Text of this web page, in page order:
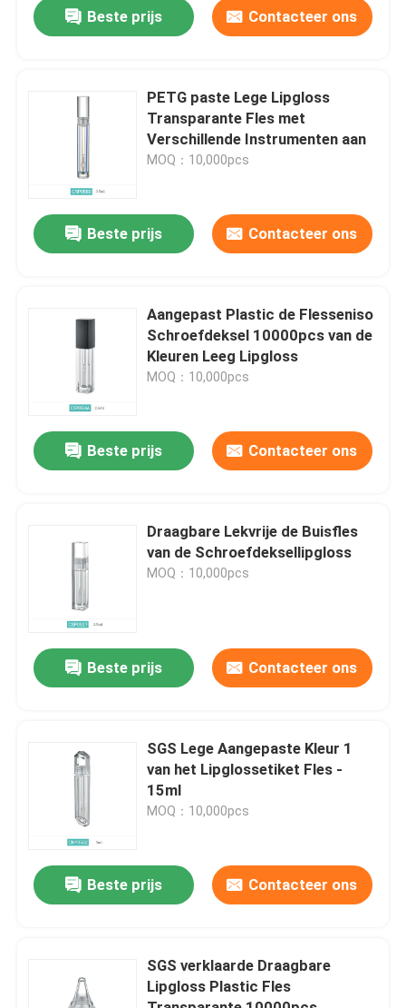
Producten
Over ons
Fabrieksreis
Contacteer ons
Vraag een offerte aan
Kosmetische Fles Zonder lucht
Kosmetische Roomkruik
Beste prijs Contacteer ons
PETG paste Lege Lipgloss
Transparante Fles met
Verschillende Instrumenten aan
MOQ：10,000pcs
Beste prijs Contacteer ons
Aangepast Plastic de Flesseniso
Schroefdeksel 10000pcs van de
Kleuren Leeg Lipgloss
MOQ：10,000pcs
Beste prijs Contacteer ons
Draagbare Lekvrije de Buisfles
van de Schroefdeksellipgloss
MOQ：10,000pcs
Beste prijs Contacteer ons
SGS Lege Aangepaste Kleur 1
van het Lipglossetiket Fles -
15ml
MOQ：10,000pcs
Beste prijs Contacteer ons
SGS verklaarde Draagbare
Lipgloss Plastic Fles